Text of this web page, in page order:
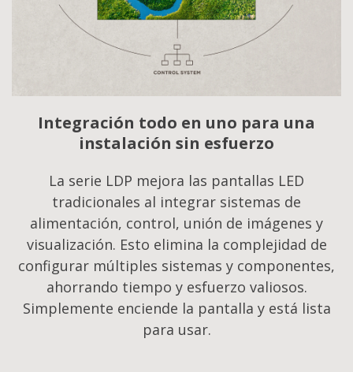
Integración todo en uno para una
instalación sin esfuerzo
La serie LDP mejora las pantallas LED
tradicionales al integrar sistemas de
alimentación, control, unión de imágenes y
visualización. Esto elimina la complejidad de
configurar múltiples sistemas y componentes,
ahorrando tiempo y esfuerzo valiosos.
Simplemente enciende la pantalla y está lista
para usar.